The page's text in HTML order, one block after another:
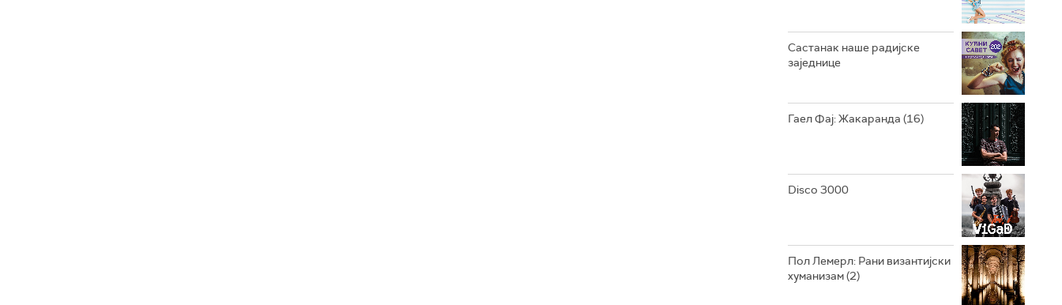
РАДИО ЏЕЗЕР
Састанак наше радијске
заједнице
Гаел Фај: Жакаранда (16)
Disco 3000
Пол Лемерл: Рани византијски
хуманизам (2)